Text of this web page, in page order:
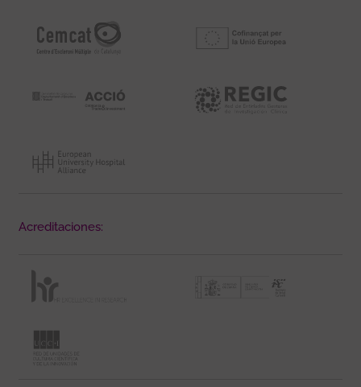
Acreditaciones: